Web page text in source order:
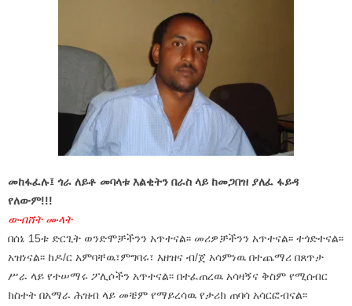
መከፋፈሉ፤ ጎራ ለይቶ መባላቱ እልቂትን በራስ ላይ ከመጋበዝ ያለፈ ፋይዳ
የለውም!!!
ውብሸት ሙላት
በሰኔ 15ቱ ድርጊት ወንድሞቻችንን አጥተናል፡፡ መሪዎቻችንን አጥተናል፡፡ ተጎድተናል፡፡
አዝነናል፡፡ ከዶ/ር አምባቸዉ፣ምግባሩ፣ እዘዝና ብ/ጀ አሳምነዉ በተጨማሪ በጸጥታ
ሥራ ላይ የተሠማሩ ፖሊሶችን አጥተናል፡፡ በተፈጠረዉ አሳዛኝና ቅስም የሚሰብር
ክስተት በአማራ ሕዝብ ላይ መቼም የማይረሳዉ የታሪክ ጠባሳ አሳርፎብናል፡፡